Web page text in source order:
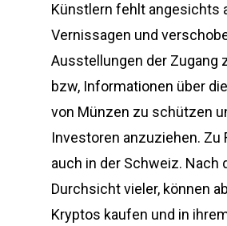
Künstlern fehlt angesichts
Vernissagen und
Ausstellungen der Zugang
bzw, Informationen über
von Münzen zu schützen
Investoren anzuziehen. Zu
auch in der Schweiz. Nach
Durchsicht vieler, können
Kryptos kaufen und in